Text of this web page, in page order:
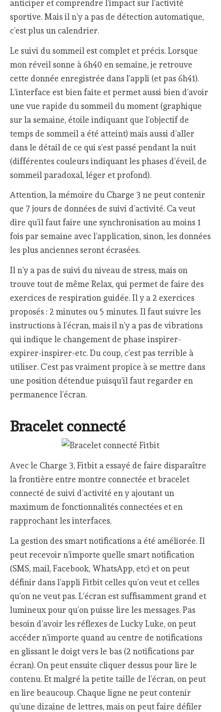
anticiper et comprendre l’impact sur l’activité
sportive. Mais il n’y a pas de détection automatique,
c’est plus un calendrier.
Le suivi du sommeil est complet et précis. Lorsque
mon réveil sonne à 6h40 en semaine, je retrouve
cette donnée enregistrée dans l’appli (et pas 6h41).
L’interface est bien faite et permet aussi bien d’avoir
une vue rapide du sommeil du moment (graphique
sur la semaine, étoile indiquant que l’objectif de
temps de sommeil a été atteint) mais aussi d’aller
dans le détail de ce qui s’est passé pendant la nuit
(différentes couleurs indiquant les phases d’éveil, de
sommeil paradoxal, léger et profond).
Attention, la mémoire du Charge 3 ne peut contenir
que 7 jours de données de suivi d’activité. Ca veut
dire qu’il faut faire une synchronisation au moins 1
fois par semaine avec l’application, sinon, les données
les plus anciennes seront écrasées.
Il n’y a pas de suivi du niveau de stress, mais on
trouve tout de même Relax, qui permet de faire des
exercices de respiration guidée. Il y a 2 exercices
proposés : 2 minutes ou 5 minutes. Il faut suivre les
instructions à l’écran, mais il n’y a pas de vibrations
qui indique le changement de phase inspirer-
expirer-inspirer-etc. Du coup, c’est pas terrible à
utiliser. C’est pas vraiment propice à se mettre dans
une position détendue puisqu’il faut regarder en
permanence l’écran.
Bracelet connecté
Avec le Charge 3, Fitbit a essayé de faire disparaître
la frontière entre montre connectée et bracelet
connecté de suivi d’activité en y ajoutant un
maximum de fonctionnalités connectées et en
rapprochant les interfaces.
La gestion des smart notifications a été améliorée. Il
peut recevoir n’importe quelle smart notification
(SMS, mail, Facebook, WhatsApp, etc) et on peut
définir dans l’appli Fitbit celles qu’on veut et celles
qu’on ne veut pas. L’écran est suffisamment grand et
lumineux pour qu’on puisse lire les messages. Pas
besoin d’avoir les réflexes de Lucky Luke, on peut
accéder n’importe quand au centre de notifications
en glissant le doigt vers le bas (2 notifications par
écran). On peut ensuite cliquer dessus pour lire le
contenu. Et malgré la petite taille de l’écran, on peut
en lire beaucoup. Chaque ligne ne peut contenir
qu’une dizaine de lettres, mais on peut faire défiler